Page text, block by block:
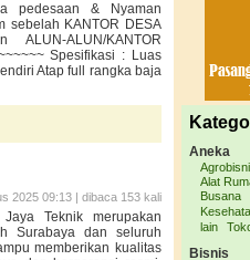
pedesaan & Nyaman
sebelah KANTOR DESA
ALUN/KANTOR
Spesifikasi : Luas
Atap full rangka baja
2025 09:13 | dibaca 153 kali
Teknik merupakan
Surabaya dan seluruh
memberikan kualitas
Aneka
Alat
Busana
lain
Bisnis